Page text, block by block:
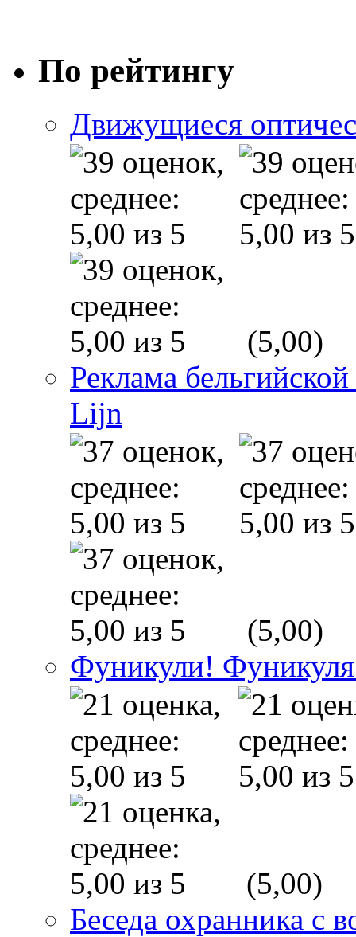
По рейтингу
Движущиеся
(5,00)
Реклама
Lijn
(5,00)
Фуникули!
(5,00)
Беседа охранника с